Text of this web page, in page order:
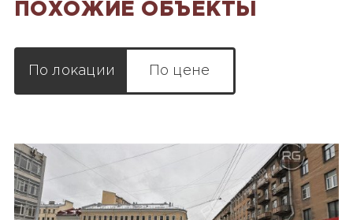
ПОХОЖИЕ ОБЪЕКТЫ
По локации По цене